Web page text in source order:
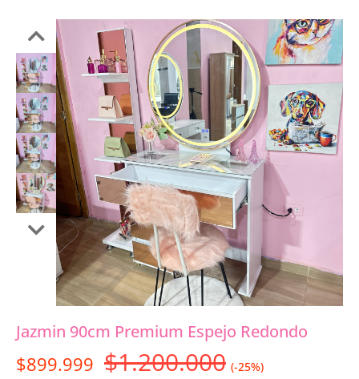
Jazmin 90cm Premium Espejo Redondo
$899.999 $1.200.000 (-25%)